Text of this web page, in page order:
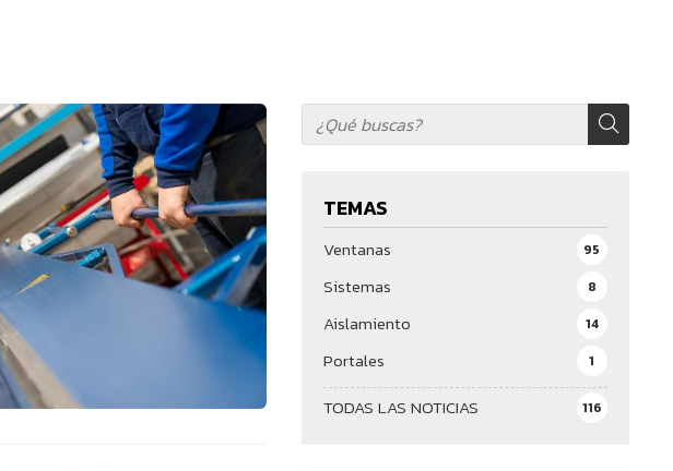
TEMAS
TODAS LAS NOTICIAS 116
Ventanas 95
Sistemas 8
Aislamiento 14
Portales 1